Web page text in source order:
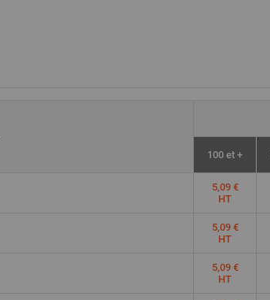
100 et +
5,09 €
HT
5,09 €
HT
5,09 €
HT